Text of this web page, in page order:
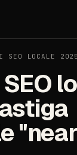
SEO LOCALE